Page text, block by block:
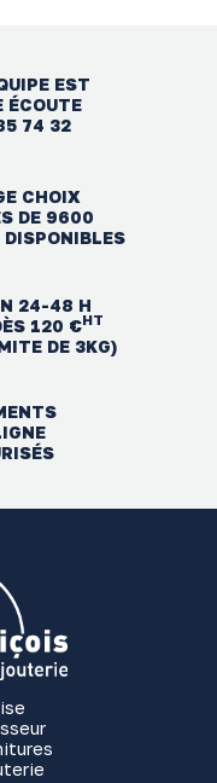
EST
ÉCOUTE
74 32
CHOIX
DE 9600
DISPONIBLES
24-48 H
120 €HT
DE 3KG)